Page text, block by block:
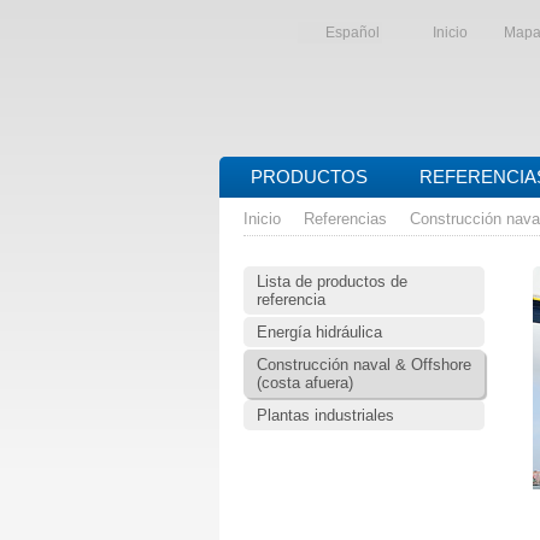
Español Inicio
PRODUCTOS
Inicio Referencias Construcción
Lista de productos de
referencia
Energía hidráulica
Construcción naval & Offshore
(costa afuera)
Plantas industriales